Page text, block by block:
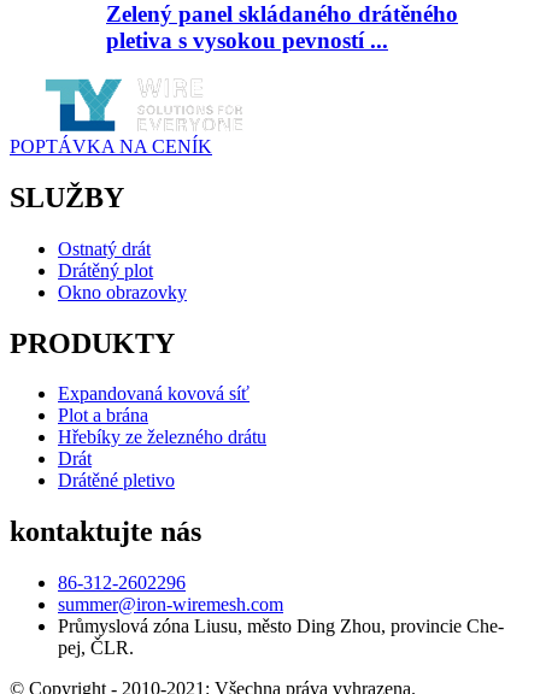
Zelený panel skládaného drátěného
pletiva s vysokou pevností ...
POPTÁVKA NA CENÍK
SLUŽBY
Ostnatý drát
Drátěný plot
Okno obrazovky
PRODUKTY
Expandovaná kovová síť
Plot a brána
Hřebíky ze železného drátu
Drát
Drátěné pletivo
kontaktujte nás
86-312-2602296
summer@iron-wiremesh.com
Průmyslová zóna Liusu, město Ding Zhou, provincie Che-
pej, ČLR.
© Copyright - 2010-2021: Všechna práva vyhrazena.